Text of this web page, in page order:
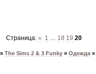
Страница:« 1 18 19 20
» The Sims 2 & 3 Funky » Одежда »